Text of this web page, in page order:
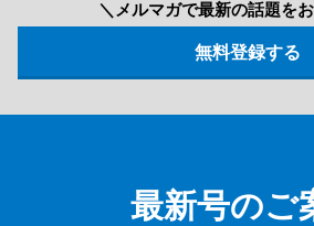
＼メルマガで最新の話題を
最新号のご